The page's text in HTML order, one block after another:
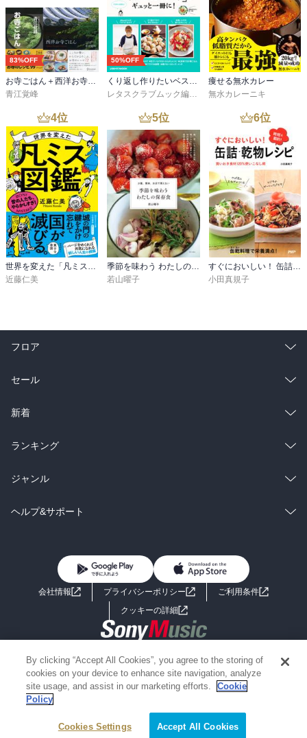
83%OFF
お寺ごはん＋西洋お寺ごはん 【2冊合本版】
青江覚峰
50%OFF
くり返し作りたいベストシリーズ vol.19 くり返し作りたい「時短おかず」がギュッと一冊に！
レタスクラブムック編集部
痩せる無水カレー
無水カレーニキ
4位
近藤仁美
5位
若山曜子
6位
小田真規子
フロア
総合
ラノベ
雑誌・グラビア
BL・TL
セール
総合
ラノベ
雑誌・グラビア
BL・TL
新着
総合
ラノベ
雑誌・グラビア
ランキング
総合
ラノベ
ジャンル
コミック
ライトノベル 男子向けラノベ
小説
海外小説
ミステリー SF
歴史・時代小説
グラビア写真集
ヘルプ&サポート
よくあるご質問 お問い合わせ
会社情報 プライバシーポリシー
ご利用条件
クッキーの詳細
Copyright 2017 - 2026 Sony Music Entertainment(Japan) Inc.
Information on the site is for the Japan domestic market only
powered by
By clicking “Accept All Cookies”, you agree to the storing of
cookies on your device to enhance site navigation, analyze
site usage, and assist in our marketing efforts.
Cookie
Policy
Cookies Settings Accept All Cookies